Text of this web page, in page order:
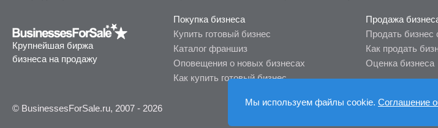
Крупнейшая биржа
бизнеса на продажу
Покупка бизнеса
Купить готовый бизнес
Каталог франшиз
Оповещения о новых бизнесах
Как купить готовый бизнес
Продажа
Продать бизнес
Как продать
Оценка бизнеса
© BusinessesForSale.ru, 2007 - 2026
Мы используем файлы cookie. Соглашение